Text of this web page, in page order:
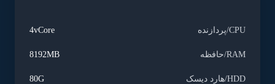
CPU/پردازنده 4vCore
RAM/حافظه 8192MB
HDD/هارد دیسک 80G